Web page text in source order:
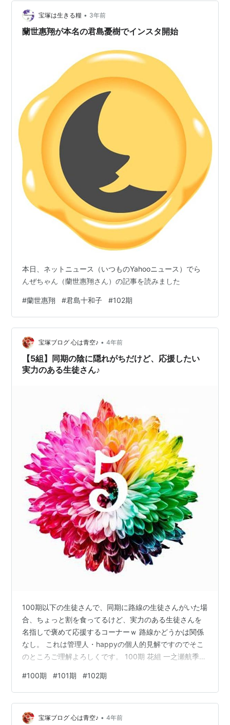
宝塚は生きる糧 • 3年前
蘭世惠翔が本名の君島憂樹でインスタ開始
本日、ネットニュース（いつものYahooニュース）でら
んぜちゃん（蘭世惠翔さん）の記事を読みました
#蘭世惠翔 #君島十和子 #102期
宝塚ブログ 心は青空♪ • 4年前
【5組】同期の陰に隠れがちだけど、応援したい
実力のある生徒さん♪
100期以下の生徒さんで、同期に路線の生徒さんがいた場
合、ちょっと割を食ってるけど、実力のある生徒さんを
名指しで褒めて応援するコーナーｗ 路線かどうかは関係
なし。 これは管理人・happyの個人的見解ですのでそこ
のところご理解よろしくです。 100期 花組 一之瀬航季
お上手、と思いました。 昨年の全国ツアー公演『哀しみ
のコルドバ』のセバスチャン伯爵もよかったです！ 2020
年、『はいからさんが通る』新公主演が決まっていたの
に、コロナで新公中止になり、舞台でセンターに立つこ
#100期 #101期 #102期
宝塚ブログ 心は青空♪ • 4年前